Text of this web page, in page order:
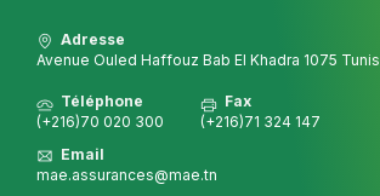
Adresse
Avenue Ouled Haffouz Bab El Khadra 1075 Tunis
Téléphone
(+216)70 020 300
Fax
(+216)71 324 147
Email
mae.assurances@mae.tn